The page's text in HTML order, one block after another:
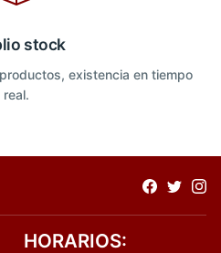
stock
existencia en tiempo
real.
HORARIOS: